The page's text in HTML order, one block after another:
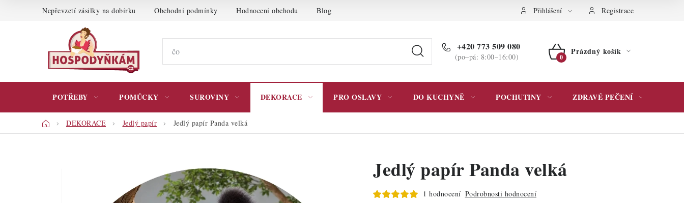
Nepřevzetí zásilky na dobírku Obchodní podmínky Hodnocení obchodu Blog Podmínky ochrany osobních údajů Přihlášení Registrace
+420 773 509 080
(po–pá: 8:00–16:00)
NÁKUPNÍ
Prázdný košík
POTŘEBY POMŮCKY SUROVINY DEKORACE PRO OSLAVY DO KUCHYNĚ POCHUTINY ZDRAVÉ PEČENÍ
DomůDEKORACE Jedlý papír Jedlý papír Panda velká
Jedlý papír Panda velká
1 hodnocení Podrobnosti hodnocení